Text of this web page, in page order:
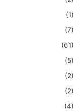
(1)
(7)
(61)
(5)
(2)
(2)
(4)